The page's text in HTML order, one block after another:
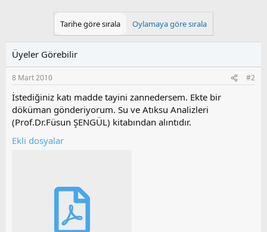
h
i
Tarihe göre sırala Oylamaya göre sırala
Üyeler Görebilir
8 Mart 2010 #2
İstediğiniz katı madde tayini zannedersem. Ekte bir
döküman gönderiyorum. Su ve Atıksu Analizleri
(Prof.Dr.Füsun ŞENGÜL) kitabından alıntıdır.
Ekli dosyalar